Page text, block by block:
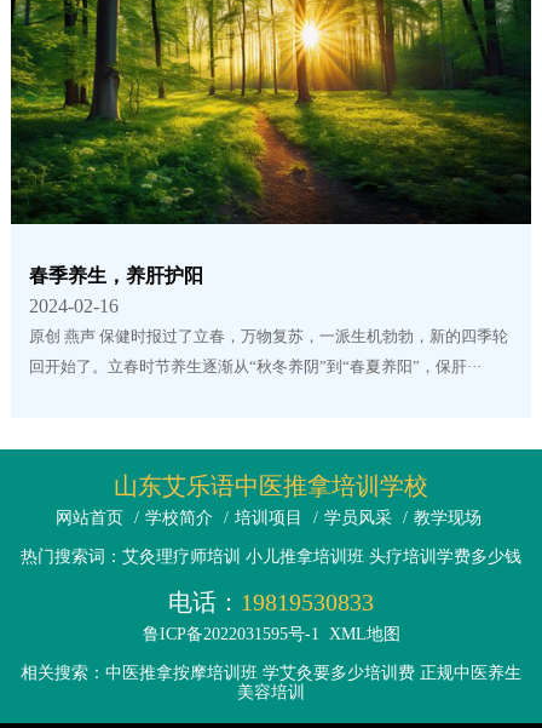
春季养生，养肝护阳
2024-02-16
原创 燕声 保健时报过了立春，万物复苏，一派生机勃勃，新的四季轮
回开始了。立春时节养生逐渐从“秋冬养阴”到“春夏养阳”，保肝···
山东艾乐语中医推拿培训学校
网站首页 / 学校简介 / 培训项目 / 学员风采 / 教学现场
热门搜索词：艾灸理疗师培训 小儿推拿培训班 头疗培训学费多少钱
电话： 19819530833
鲁ICP备2022031595号-1 XML地图
相关搜索：中医推拿按摩培训班 学艾灸要多少培训费 正规中医养生
美容培训